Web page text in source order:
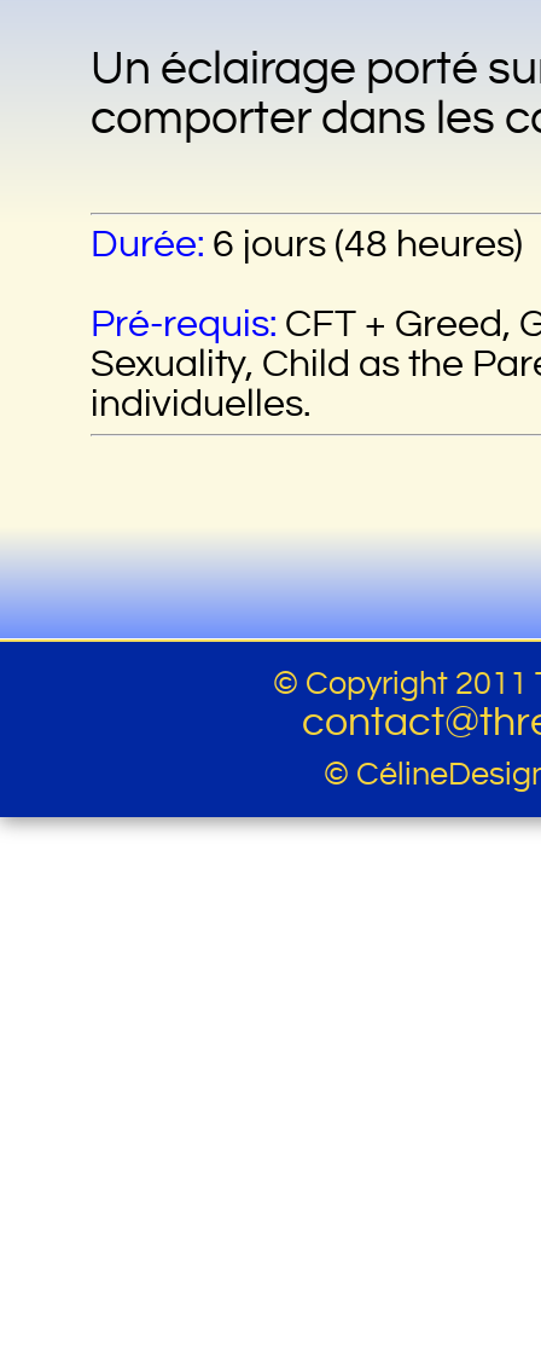
Un éclairage porté
comporter dans les
Durée: 6 jours (48 heures)
Pré-requis: CFT + Greed,
Sexuality, Child as the
individuelles.
© Copyright 2011
©